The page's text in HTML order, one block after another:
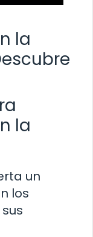
la
la
un
los